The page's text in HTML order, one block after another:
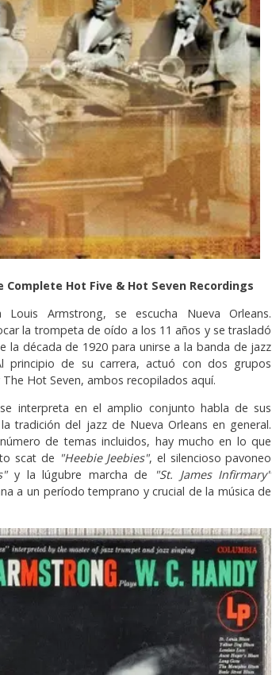
Complete Hot Five & Hot Seven Recordings
Armstrong, se escucha Nueva Orleans.
la trompeta de oído a los 11 años y se trasladó
la década de 1920 para unirse a la banda de jazz
principio de su carrera, actuó con dos grupos
Hot Seven, ambos recopilados aquí.
interpreta en el amplio conjunto habla de sus
tradición del jazz de Nueva Orleans en general.
de temas incluidos, hay mucho en lo que
scat de "Heebie Jeebies", el silencioso pavoneo
y la lúgubre marcha de
"St. James Infirmary"
a un período temprano y crucial de la música de